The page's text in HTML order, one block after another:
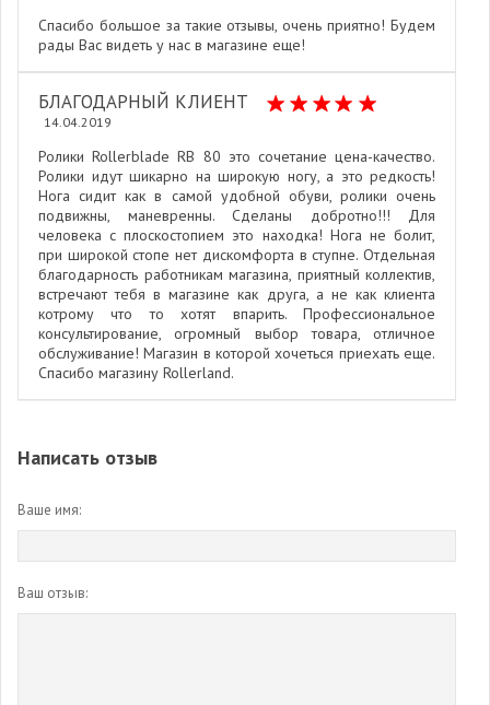
Спасибо большое за такие отзывы, очень приятно! Будем
рады Вас видеть у нас в магазине еще!
БЛАГОДАРНЫЙ КЛИЕНТ
14.04.2019
Ролики Rollerblade RB 80 это сочетание цена-качество.
Ролики идут шикарно на широкую ногу, а это редкость!
Нога сидит как в самой удобной обуви, ролики очень
подвижны, маневренны. Сделаны добротно!!! Для
человека с плоскостопием это находка! Нога не болит,
при широкой стопе нет дискомфорта в ступне. Отдельная
благодарность работникам магазина, приятный коллектив,
встречают тебя в магазине как друга, а не как клиента
котрому что то хотят впарить. Профессиональное
консультирование, огромный выбор товара, отличное
обслуживание! Магазин в которой хочеться приехать еще.
Спасибо магазину Rollerland.
Написать отзыв
Ваше имя:
Ваш отзыв: